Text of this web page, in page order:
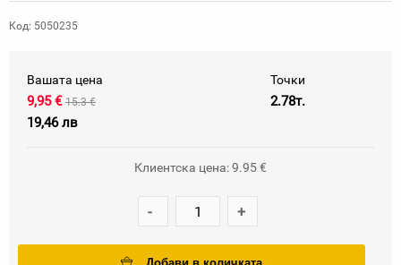
Код: 5050235
Вашата цена
9,95 € 15.3 €
19,46 лв
Точки
2.78т.
Клиентска цена: 9.95 €
- +